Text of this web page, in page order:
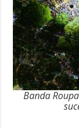
Banda